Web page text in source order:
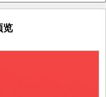
览